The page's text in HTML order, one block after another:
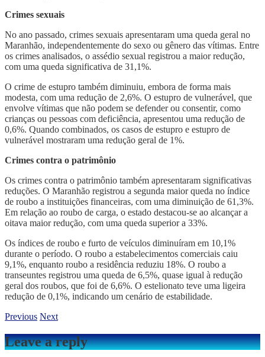
Crimes sexuais
No ano passado, crimes sexuais apresentaram uma queda geral no
Maranhão, independentemente do sexo ou gênero das vítimas. Entre
os crimes analisados, o assédio sexual registrou a maior redução,
com uma queda significativa de 31,1%.
O crime de estupro também diminuiu, embora de forma mais
modesta, com uma redução de 2,6%. O estupro de vulnerável, que
envolve vítimas que não podem se defender ou consentir, como
crianças ou pessoas com deficiência, apresentou uma redução de
0,6%. Quando combinados, os casos de estupro e estupro de
vulnerável mostraram uma redução geral de 1%.
Crimes contra o patrimônio
Os crimes contra o patrimônio também apresentaram significativas
reduções. O Maranhão registrou a segunda maior queda no índice
de roubo a instituições financeiras, com uma diminuição de 61,3%.
Em relação ao roubo de carga, o estado destacou-se ao alcançar a
oitava maior redução, com uma queda superior a 33%.
Os índices de roubo e furto de veículos diminuíram em 10,1%
durante o período. O roubo a estabelecimentos comerciais caiu
9,1%, enquanto roubo a residência reduziu 18%. O roubo a
transeuntes registrou uma queda de 6,5%, quase igual à redução
geral dos roubos, que foi de 6,6%. O estelionato teve uma ligeira
redução de 0,1%, indicando um cenário de estabilidade.
Previous Next
Leave a reply